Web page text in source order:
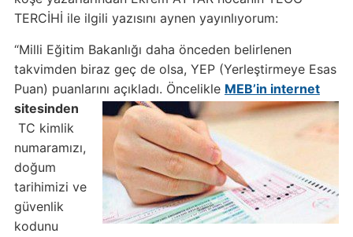
TERCİHİ ile ilgili yazısını aynen yayınlıyorum:
“Milli Eğitim Bakanlığı daha önceden belirlenen
takvimden biraz geç de olsa, YEP (Yerleştirmeye Esas
Puan) puanlarını açıkladı. Öncelikle MEB’in internet
sitesinden
TC kimlik
numaramızı,
doğum
tarihimizi ve
güvenlik
kodunu